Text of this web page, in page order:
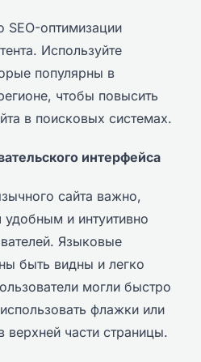
SEO-оптимизации
Используйте
популярны в
чтобы повысить
в поисковых системах.
интерфейса
сайта важно,
и интуитивно
Языковые
быть видны и легко
могли быстро
флажки или
части страницы.